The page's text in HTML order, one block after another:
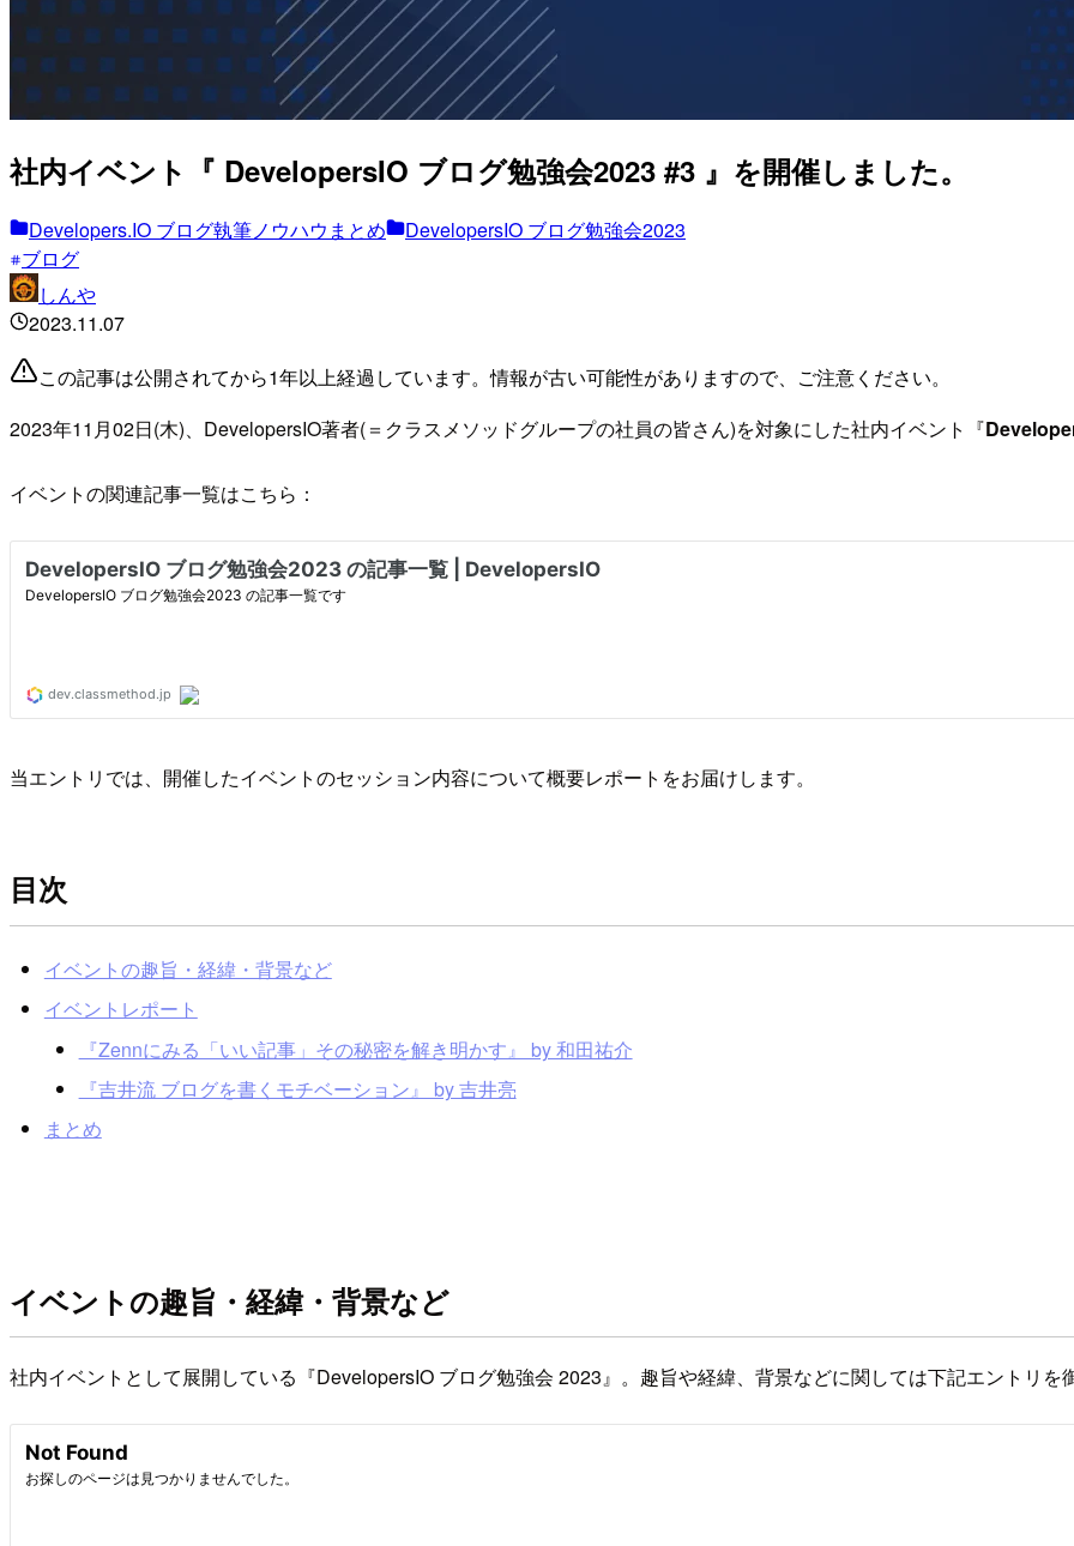
社内イベント『 DevelopersIO ブログ勉強会2023 #3 』を開催しました。
Developers.IO ブログ執筆ノウハウまとめ
DevelopersIO ブログ勉強会2023
ブログ
しんや
2023.11.07
この記事は公開されてから1年以上経過しています。情報が古い可能性がありますので、ご注意ください。
2023年11月02日(木)、DevelopersIO著者(＝クラスメソッドグループの社員の皆さん)を対象にした社内イベント『
イベントの関連記事一覧はこちら：
当エントリでは、開催したイベントのセッション内容について概要レポートをお届けします。
目次
イベントの趣旨・経緯・背景など
イベントレポート
『Zennにみる「いい記事」その秘密を解き明かす』 by 和田祐介
『吉井流 ブログを書くモチベーション』 by 吉井亮
まとめ
イベントの趣旨・経緯・背景など
社内イベントとして展開している『DevelopersIO ブログ勉強会 2023』。趣旨や経緯、背景などに関しては下記エントリを